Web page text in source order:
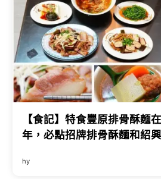
【食記】特食豐原排骨酥麵
年，必點招牌排骨酥麵和紹
hy